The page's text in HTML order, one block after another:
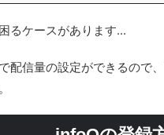
るケースがあります...
配信量の設定ができるので